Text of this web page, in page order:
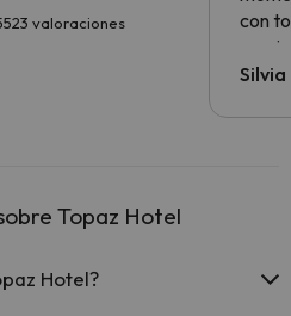
valoraciones
con
Topaz Hotel
Hotel?